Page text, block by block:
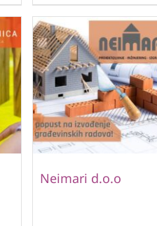
Neimari d.o.o